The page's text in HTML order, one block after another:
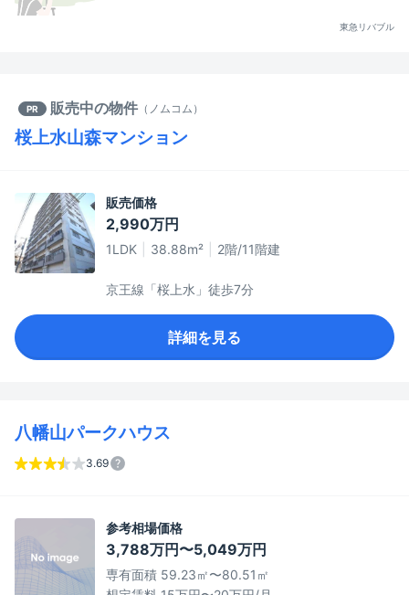
東急リバブル
PR 販売中の物件 （ ノムコム ）
桜上水山森マンション
販売価格
2,990万円
1LDK 38.88m² 2階/11階建
京王線「桜上水」徒歩7分
詳細を見る
八幡山パークハウス
3.69
参考相場価格
3,788万円〜5,049万円
専有面積 59.23㎡〜80.51㎡